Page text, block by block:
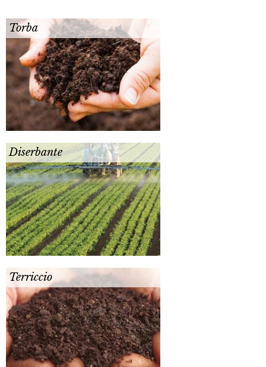
Torba
Diserbante
Terriccio